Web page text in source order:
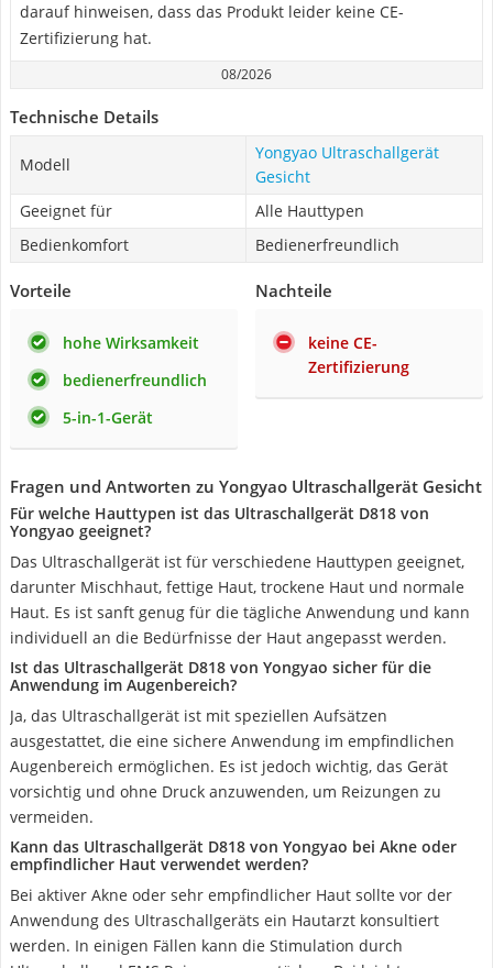
darauf hinweisen, dass das Produkt leider keine CE-
Zertifizierung hat.
08/2026
Technische Details
Modell
Yongyao Ultraschallgerät
Gesicht
Geeignet für
Alle Hauttypen
Bedienkomfort
Bedienerfreundlich
Vorteile
hohe Wirksamkeit
bedienerfreundlich
5-in-1-Gerät
Nachteile
keine CE-
Zertifizierung
Fragen und Antworten zu Yongyao Ultraschallgerät Gesicht
Für welche Hauttypen ist das Ultraschallgerät D818 von
Yongyao geeignet?
Das Ultraschallgerät ist für verschiedene Hauttypen geeignet,
darunter Mischhaut, fettige Haut, trockene Haut und normale
Haut. Es ist sanft genug für die tägliche Anwendung und kann
individuell an die Bedürfnisse der Haut angepasst werden.
Ist das Ultraschallgerät D818 von Yongyao sicher für die
Anwendung im Augenbereich?
Ja, das Ultraschallgerät ist mit speziellen Aufsätzen
ausgestattet, die eine sichere Anwendung im empfindlichen
Augenbereich ermöglichen. Es ist jedoch wichtig, das Gerät
vorsichtig und ohne Druck anzuwenden, um Reizungen zu
vermeiden.
Kann das Ultraschallgerät D818 von Yongyao bei Akne oder
empfindlicher Haut verwendet werden?
Bei aktiver Akne oder sehr empfindlicher Haut sollte vor der
Anwendung des Ultraschallgeräts ein Hautarzt konsultiert
werden. In einigen Fällen kann die Stimulation durch